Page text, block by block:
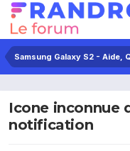
Samsung Galaxy S2 - Aide,
Icone inconnue
notification